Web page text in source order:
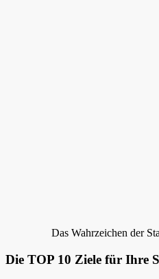
Das Wahrzeichen der
Die TOP 10 Ziele für Ihre